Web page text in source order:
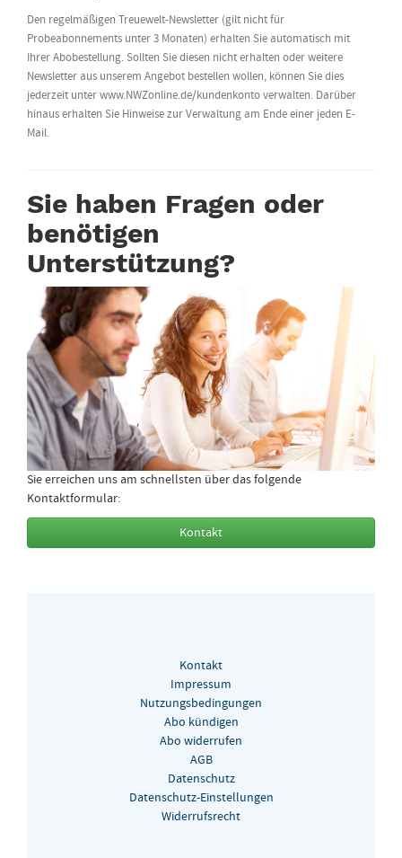
Den regelmäßigen Treuewelt-Newsletter (gilt nicht für
Probeabonnements unter 3 Monaten) erhalten Sie automatisch mit
Ihrer Abobestellung. Sollten Sie diesen nicht erhalten oder weitere
Newsletter aus unserem Angebot bestellen wollen, können Sie dies
jederzeit unter www.NWZonline.de/kundenkonto verwalten. Darüber
hinaus erhalten Sie Hinweise zur Verwaltung am Ende einer jeden E-
Mail.
Sie haben Fragen oder
benötigen
Unterstützung?
Sie erreichen uns am schnellsten über das folgende
Kontaktformular:
Kontakt
Kontakt
Impressum
Nutzungsbedingungen
Abo kündigen
Abo widerrufen
AGB
Datenschutz
Datenschutz-Einstellungen
Widerrufsrecht